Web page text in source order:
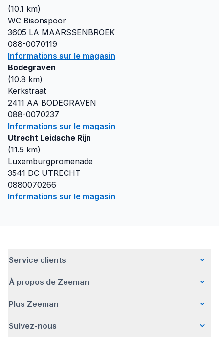
(10.1 km)
WC Bisonspoor
3605 LA MAARSSENBROEK
088-0070119
Informations sur le magasin
Bodegraven
(10.8 km)
Kerkstraat
2411 AA BODEGRAVEN
088-0070237
Informations sur le magasin
Utrecht Leidsche Rijn
(11.5 km)
Luxemburgpromenade
3541 DC UTRECHT
0880070266
Informations sur le magasin
Service clients
Questions fréquentes
Livraison
Retour d'articles
À propos de Zeeman
Qui sommes-nous ?
Une entreprise responsable
Plus Zeeman
Avertissement de sécurité
Suivez-nous